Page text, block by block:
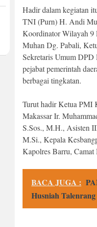
Hadir dalam kegiatan
TNI (Purn) H. Andi
Koordinator Wilayah 9
Muhan Dg. Pabali,
Sekretaris Umum DPD
pejabat pemerintah
berbagai tingkatan.
Turut hadir Ketua PMI
Makassar Ir.
S.Sos., M.H., Asisten
M.Si., Kepala
Kapolres Barru, Camat
BACA JUGA :
Husniah